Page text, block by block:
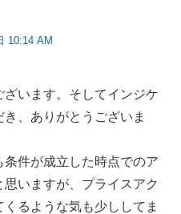
10:14 AM
ざいます。そしてインジケ
、ありがとうございま
件が成立した時点でのア
いますが、プライスアク
るような気も少ししてま